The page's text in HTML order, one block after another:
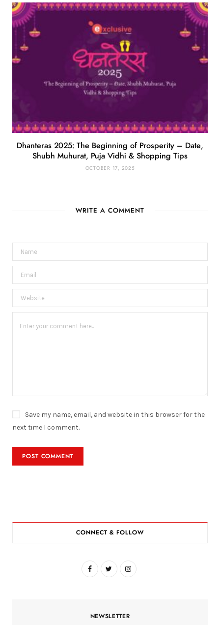
Dhanteras 2025: The Beginning of Prosperity – Date,
Shubh Muhurat, Puja Vidhi & Shopping Tips
OCTOBER 17, 2025
WRITE A COMMENT
Save my name, email, and website in this browser for the
next time I comment.
CONNECT & FOLLOW
F
e
t
I
NEWSLETTER